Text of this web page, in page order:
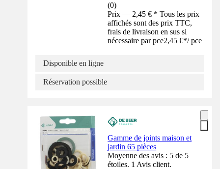
(0)
Prix — 2,45 € * Tous les prix
affichés sont des prix TTC,
frais de livraison en sus si
nécessaire par pce2,45 €*/ pce
Disponible en ligne
Réservation possible
Gamme de joints maison et
jardin 65 pièces
Moyenne des avis : 5 de 5
étoiles. 1 Avis client.